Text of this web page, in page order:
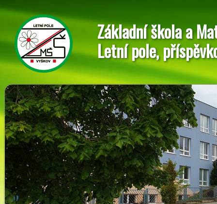
Základní škola a
Letní pole,